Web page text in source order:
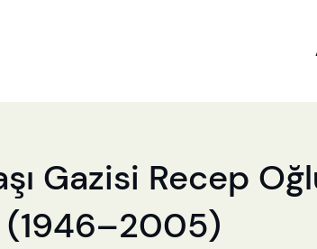
Gazisi Recep
(1946–2005)